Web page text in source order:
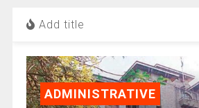
Add title
ADMINISTRATIVE